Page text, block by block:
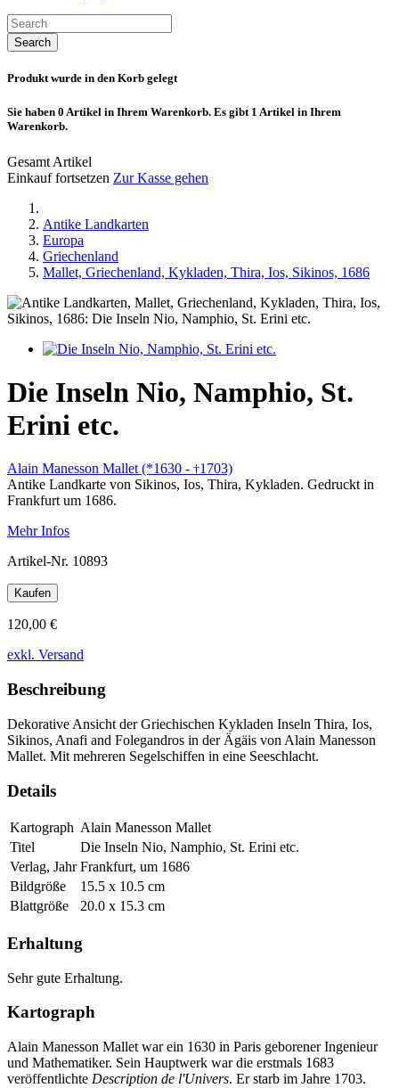
Search
Produkt wurde in den Korb gelegt
Sie haben 0 Artikel in Ihrem Warenkorb. Es gibt 1 Artikel in Ihrem
Warenkorb.
Gesamt Artikel
Einkauf fortsetzen Zur Kasse gehen
Antike Landkarten
Europa
Griechenland
Mallet, Griechenland, Kykladen, Thira, Ios, Sikinos, 1686
Die Inseln Nio, Namphio, St.
Erini etc.
Alain Manesson Mallet (*1630 - †1703)
Antike Landkarte von Sikinos, Ios, Thira, Kykladen. Gedruckt in
Frankfurt um 1686.
Mehr Infos
Artikel-Nr. 10893
Kaufen
120,00 €
exkl. Versand
Beschreibung
Dekorative Ansicht der Griechischen Kykladen Inseln Thira, Ios,
Sikinos, Anafi and Folegandros in der Ägäis von Alain Manesson
Mallet. Mit mehreren Segelschiffen in eine Seeschlacht.
Details
Kartograph Alain Manesson Mallet
Titel
Die Inseln Nio, Namphio, St. Erini etc.
Verlag, Jahr Frankfurt, um 1686
Bildgröße
15.5 x 10.5 cm
Blattgröße
20.0 x 15.3 cm
Erhaltung
Sehr gute Erhaltung.
Kartograph
Alain Manesson Mallet war ein 1630 in Paris geborener Ingenieur
und Mathematiker. Sein Hauptwerk war die erstmals 1683
veröffentlichte Description de l'Univers. Er starb im Jahre 1703.